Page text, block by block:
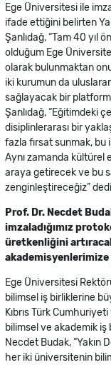
Ege Üniversitesi ile
ifade ettiğini belirten
Şanlıdağ, “Tam 40 yıl
olduğum Ege
olarak bulunmaktan
iki kurumun da
sağlayacak bir
Şanlıdağ, “Eğitimdeki
disiplinlerarası bir
fazla fırsat sunmak, bu
Aynı zamanda kültürel
araya getirecek ve bu
zenginleştireceğiz”
Prof. Dr. Necdet
imzaladığımız
üretkenliğini
Ege Üniversitesi
bilimsel iş birliklerine
Kıbrıs Türk
bilimsel ve akademik
Necdet Budak, “Yakın
her iki üniversitenin